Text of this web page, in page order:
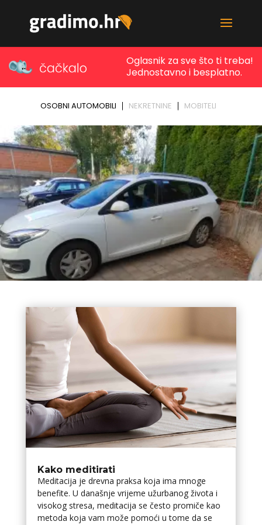
Kako meditirati
Meditacija je drevna praksa koja ima mnoge
benefite. U današnje vrijeme užurbanog života i
visokog stresa, meditacija se često promiče kao
metoda koja vam može pomoći u tome da se